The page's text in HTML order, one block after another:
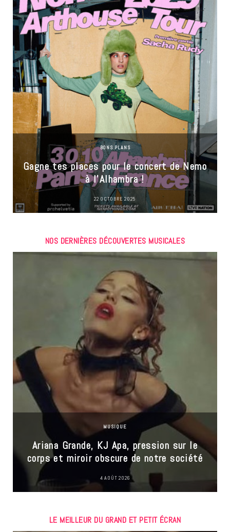
BONS PLANS
Gagne tes places pour le concert de Nemo
à l’Alhambra !
22 OCTOBRE 2025
NOS DERNIÈRES DÉCOUVERTES MUSICALES
MUSIQUE
Ariana Grande, KJ Apa, pression sur le
corps et miroir obscure de notre société
4 AOÛT 2026
LE MEILLEUR DU GRAND ET PETIT ÉCRAN